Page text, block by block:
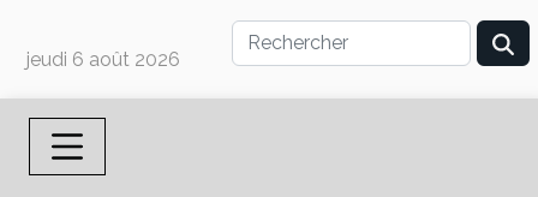
jeudi 6 août 2026